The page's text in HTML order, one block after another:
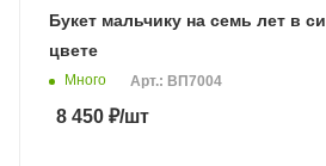
Букет мальчику на семь лет в
цвете
Много Арт.: ВП7004
8 450 ₽/шт